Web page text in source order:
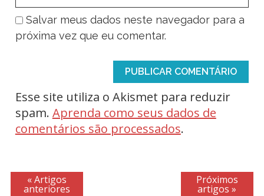
Salvar meus dados neste navegador para a
próxima vez que eu comentar.
Esse site utiliza o Akismet para reduzir
spam. Aprenda como seus dados de
comentários são processados.
« Artigos
anteriores
Próximos
artigos »